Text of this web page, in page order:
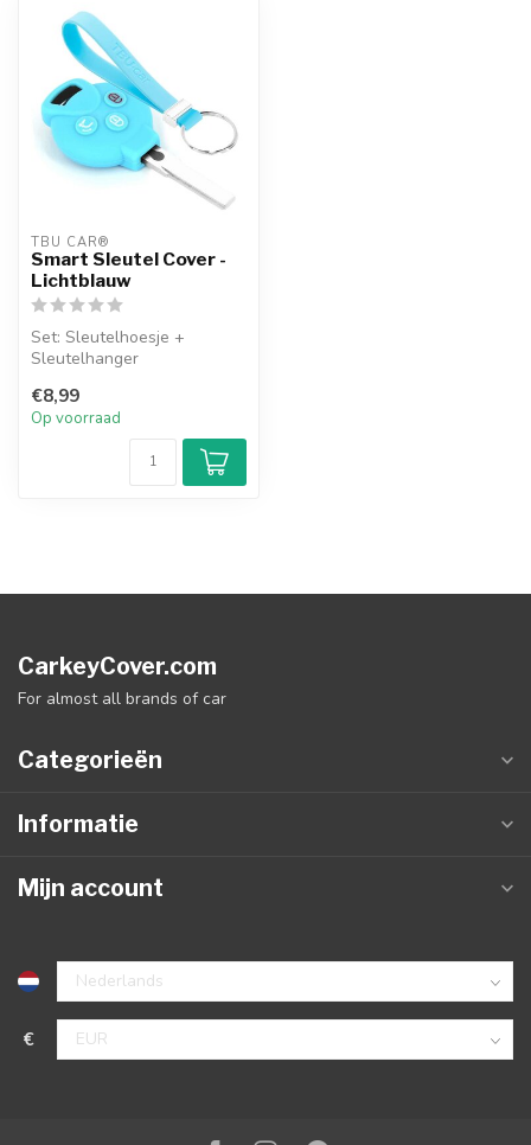
TBU CAR®
Smart Sleutel Cover -
Lichtblauw
Set: Sleutelhoesje +
Sleutelhanger
€8,99
Op voorraad
CarkeyCover.com
For almost all brands of car
Categorieën
Informatie
Mijn account
€